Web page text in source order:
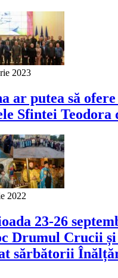
2023
ar putea să
Sfintei Teodora
2022
23-26
Drumul Crucii
sărbătorii